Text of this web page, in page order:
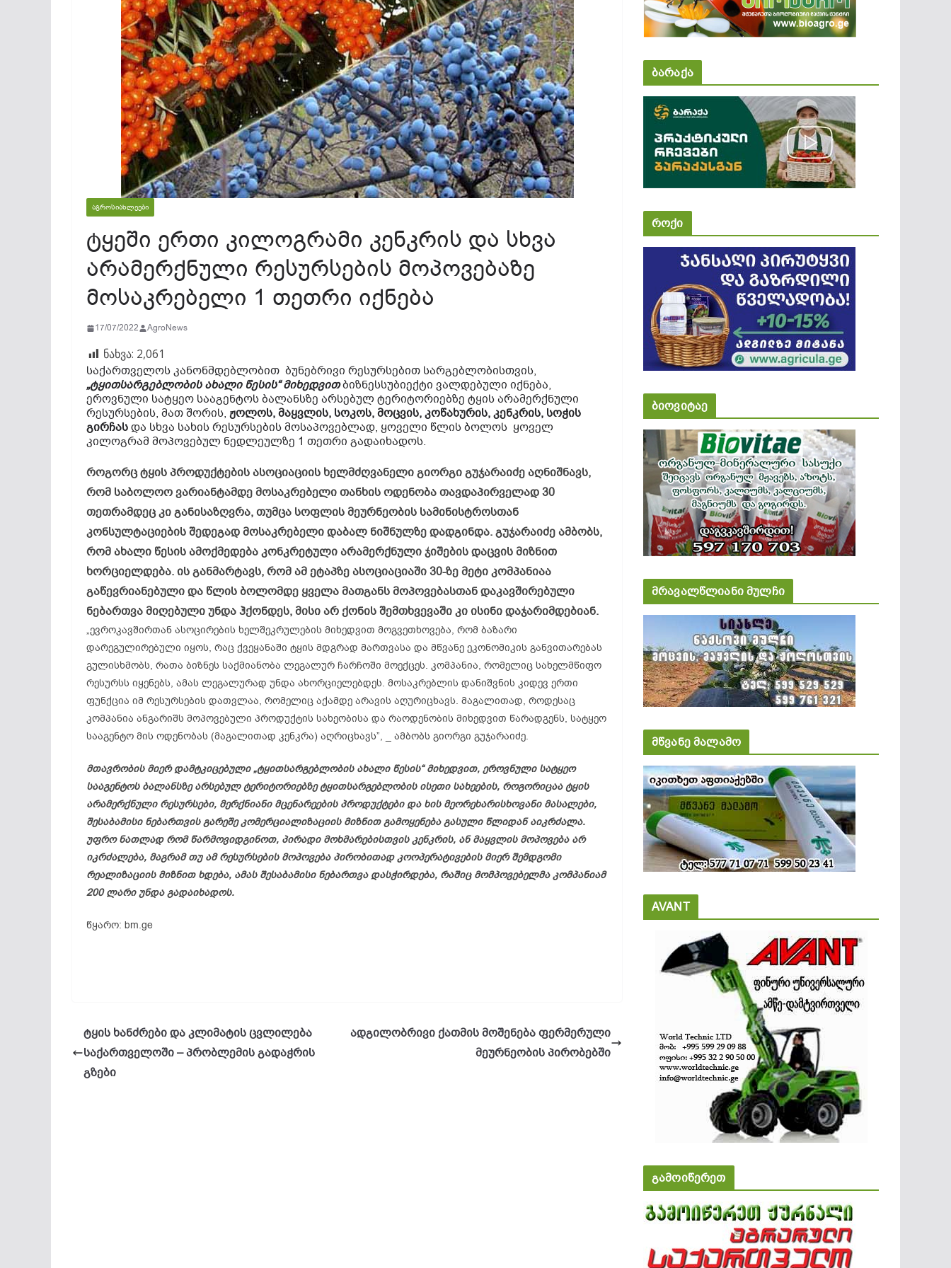
ᲐᲒᲠᲝᲡᲘᲐᲮᲚᲔᲔᲑᲘ
ტყეში ერთი კილოგრამი კენკრის და სხვა
არამერქნული რესურსების მოპოვებაზე
მოსაკრებელი 1 თეთრი იქნება
17/07/2022 AgroNews
ნახვა: 2,061
საქართველოს კანონმდებლობით ბუნებრივი რესურსებით სარგებლობისთვის,
„ტყითსარგებლობის ახალი წესის“ მიხედვითბიზნესსუბიექტი ვალდებული იქნება,
ეროვნული სატყეო სააგენტოს ბალანსზე არსებულ ტერიტორიებზე ტყის არამერქნული
რესურსების, მათ შორის, ჟოლოს, მაყვლის, სოკოს, მოცვის, კოწახურის, კენკრის, სოჭის
გირჩასდა სხვა სახის რესურსების მოსაპოვებლად, ყოველი წლის ბოლოს ყოველ
კილოგრამ მოპოვებულ ნედლეულზე 1 თეთრი გადაიხადოს.
როგორც ტყის პროდუქტების ასოციაციის ხელმძღვანელი გიორგი გუჯარაიძე აღნიშნავს,
რომ საბოლოო ვარიანტამდე მოსაკრებელი თანხის ოდენობა თავდაპირველად 30
თეთრამდეც კი განისაზღვრა, თუმცა სოფლის მეურნეობის სამინისტროსთან
კონსულტაციების შედეგად მოსაკრებელი დაბალ ნიშნულზე დადგინდა. გუჯარაიძე ამბობს,
რომ ახალი წესის ამოქმედება კონკრეტული არამერქნული ჯიშების დაცვის მიზნით
ხორციელდება. ის განმარტავს, რომ ამ ეტაპზე ასოციაციაში 30-ზე მეტი კომპანიაა
გაწევრიანებული და წლის ბოლომდე ყველა მათგანს მოპოვებასთან დაკავშირებული
ნებართვა მიღებული უნდა ჰქონდეს, მისი არ ქონის შემთხვევაში კი ისინი დაჯარიმდებიან.
„ევროკავშირთან ასოცირების ხელშეკრულების მიხედვით მოგვეთხოვება, რომ ბაზარი
დარეგულირებული იყოს, რაც ქვეყანაში ტყის მდგრად მართვასა და მწვანე ეკონომიკის განვითარებას
გულისხმობს, რათა ბიზნეს საქმიანობა ლეგალურ ჩარჩოში მოექცეს. კომპანია, რომელიც სახელმწიფო
რესურსს იყენებს, ამას ლეგალურად უნდა ახორციელებდეს. მოსაკრებლის დანიშვნის კიდევ ერთი
ფუნქცია იმ რესურსების დათვლაა, რომელიც აქამდე არავის აღურიცხავს. მაგალითად, როდესაც
კომპანია ანგარიშს მოპოვებული პროდუქტის სახეობისა და რაოდენობის მიხედვით წარადგენს, სატყეო
სააგენტო მის ოდენობას (მაგალითად კენკრა) აღრიცხავს”, _ ამბობს გიორგი გუჯარაიძე.
მთავრობის მიერ დამტკიცებული „ტყითსარგებლობის ახალი წესის“ მიხედვით, ეროვნული სატყეო
სააგენტოს ბალანსზე არსებულ ტერიტორიებზე ტყითსარგებლობის ისეთი სახეების, როგორიცაა ტყის
არამერქნული რესურსები, მერქნიანი მცენარეების პროდუქტები და ხის მეორეხარისხოვანი მასალები,
შესაბამისი ნებართვის გარეშე კომერციალიზაციის მიზნით გამოყენება გასული წლიდან აიკრძალა.
უფრო ნათლად რომ წარმოვიდგინოთ, პირადი მოხმარებისთვის კენკრის, ან მაყვლის მოპოვება არ
იკრძალება, მაგრამ თუ ამ რესურსების მოპოვება პირობითად კოოპერატივების მიერ შემდგომი
რეალიზაციის მიზნით ხდება, ამას შესაბამისი ნებართვა დასჭირდება, რაშიც მომპოვებელმა კომპანიამ
200 ლარი უნდა გადაიხადოს.
წყარო: bm.ge
ტყის ხანძრები და კლიმატის ცვლილება
საქართველოში – პრობლემის გადაჭრის
გზები
ადგილობრივი ქათმის მოშენება ფერმერული
მეურნეობის პირობებში
ბარაქა
როქი
ბიოვიტაე
მრავალწლიანი მულჩი
მწვანე მალამო
AVANT
გამოიწერეთ